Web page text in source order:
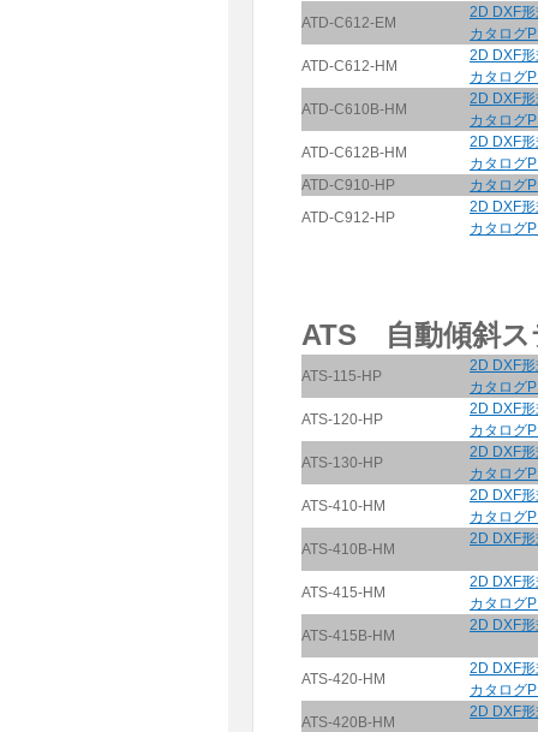
ATD-C612-EM
2D DXF
カタログ
ATD-C612-HM
2D DXF
カタログ
ATD-C610B-HM
2D DXF
カタログ
ATD-C612B-HM
2D DXF
カタログ
ATD-C910-HP
カタログ
ATD-C912-HP
2D DXF
カタログ
ATS 自動傾斜ス
ATS-115-HP
2D DXF
カタログ
ATS-120-HP
2D DXF
カタログ
ATS-130-HP
2D DXF
カタログ
ATS-410-HM
2D DXF
カタログ
ATS-410B-HM
2D DXF
ATS-415-HM
2D DXF
カタログ
ATS-415B-HM
2D DXF
ATS-420-HM
2D DXF
カタログ
ATS-420B-HM
2D DXF